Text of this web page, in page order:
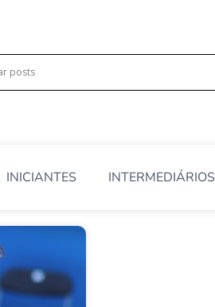
INICIANTES INTERMEDIÁRIOS